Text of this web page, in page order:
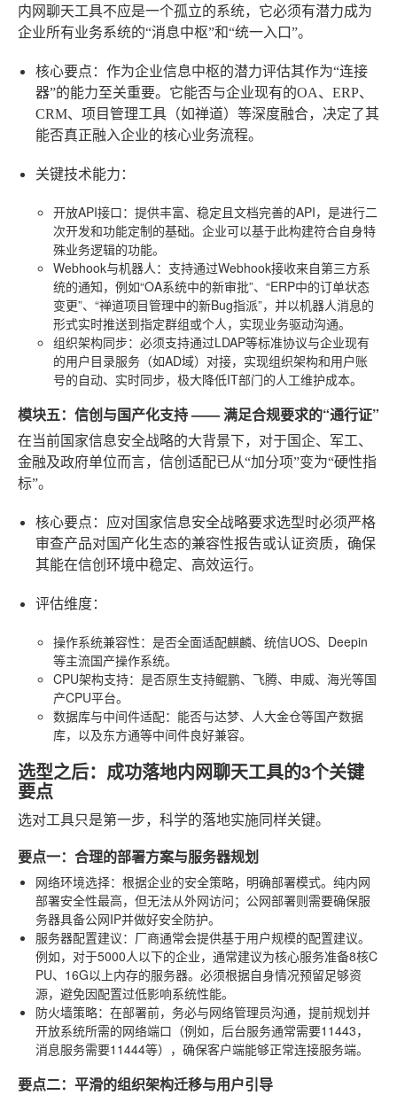
内网聊天工具不应是一个孤立的系统，它必须有潜力成为
企业所有业务系统的“消息中枢”和“统一入口”。
核心要点：作为企业信息中枢的潜力评估其作为“连接
器”的能力至关重要。它能否与企业现有的OA、ERP、
CRM、项目管理工具（如禅道）等深度融合，决定了其
能否真正融入企业的核心业务流程。
关键技术能力 ：
开放API接口：提供丰富、稳定且文档完善的API，是进行二
次开发和功能定制的基础。企业可以基于此构建符合自身特
殊业务逻辑的功能。
Webhook与机器人 ：支持通过Webhook接收来自第三方系
统的通知，例如“OA系统中的新审批”、“ERP中的订单状态
变更”、“禅道项目管理中的新Bug指派”，并以机器人消息的
形式实时推送到指定群组或个人，实现业务驱动沟通。
组织架构同步：必须支持通过LDAP等标准协议与企业现有
的用户目录服务（如AD域）对接，实现组织架构和用户账
号的自动、实时同步，极大降低IT部门的人工维护成本。
模块五：信创与国产化支持 —— 满足合规要求的“通行证”
在当前国家信息安全战略的大背景下，对于国企、军工、
金融及政府单位而言，信创适配已从“加分项”变为“硬性指
标”。
核心要点：应对国家信息安全战略要求选型时必须严格
审查产品对国产化生态的兼容性报告或认证资质，确保
其能在信创环境中稳定、高效运行。
评估维度：
操作系统兼容性：是否全面适配麒麟、统信UOS、Deepin
等主流国产操作系统。
CPU架构支持：是否原生支持鲲鹏、飞腾、申威、海光等国
产CPU平台。
数据库与中间件适配：能否与达梦、人大金仓等国产数据
库，以及东方通等中间件良好兼容。
选型之后：成功落地内网聊天工具的3个关键
要点
选对工具只是第一步，科学的落地实施同样关键。
要点一：合理的部署方案与服务器规划
网络环境选择：根据企业的安全策略，明确部署模式。纯内网
部署安全性最高，但无法从外网访问；公网部署则需要确保服
务器具备公网IP并做好安全防护。
服务器配置建议：厂商通常会提供基于用户规模的配置建议。
例如，对于5000人以下的企业，通常建议为核心服务准备8核C
PU、16G以上内存的服务器。必须根据自身情况预留足够资
源，避免因配置过低影响系统性能。
防火墙策略：在部署前，务必与网络管理员沟通，提前规划并
开放系统所需的网络端口（例如，后台服务通常需要11443，
消息服务需要11444等），确保客户端能够正常连接服务端。
要点二：平滑的组织架构迁移与用户引导